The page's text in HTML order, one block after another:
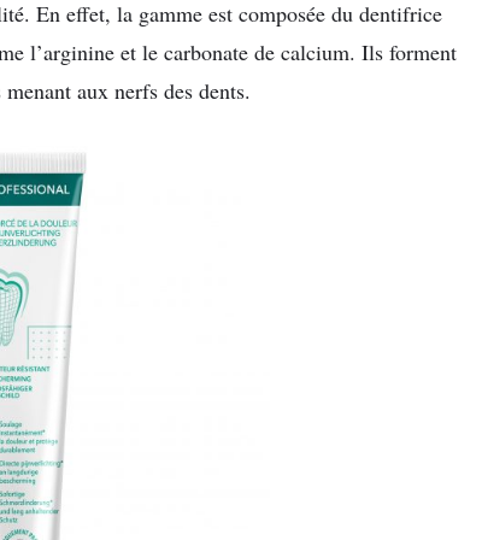
En effet, la gamme est composée du dentifrice
l’arginine et le carbonate de calcium. Ils forment
aux nerfs des dents.